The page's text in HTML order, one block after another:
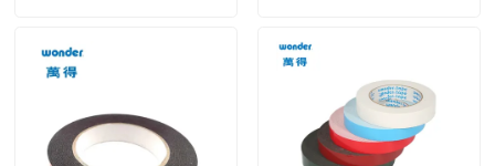
Video's
VR-show